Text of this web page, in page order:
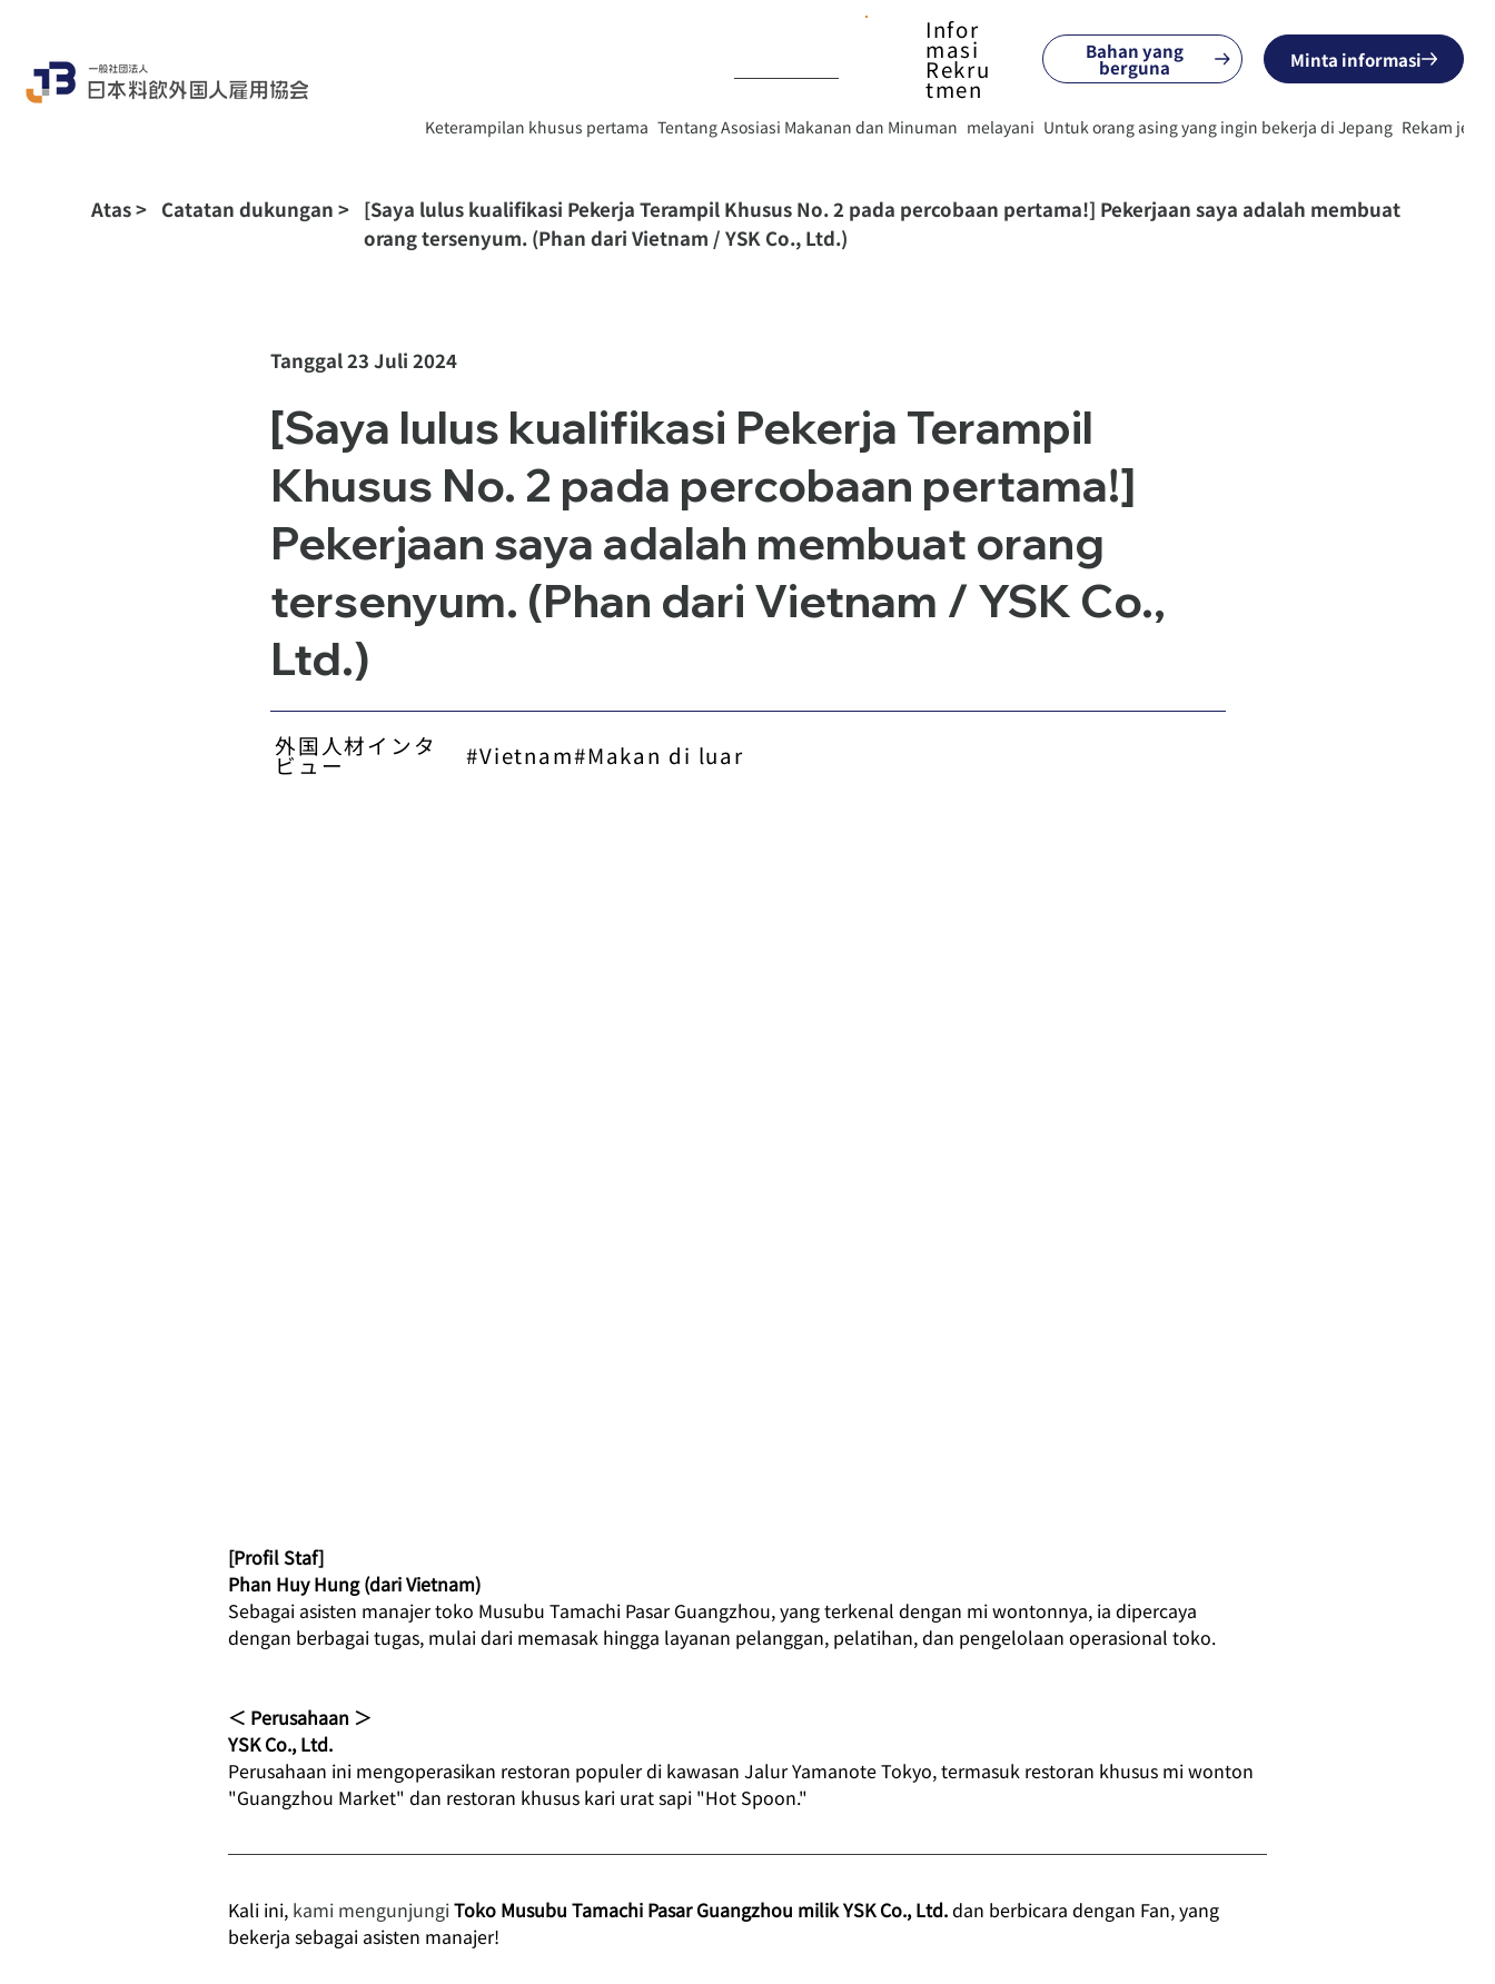
Infor
masi
Rekru
tmen
Bahan yang
berguna Minta informasi
Keterampilan khusus pertama Tentang Asosiasi Makanan dan Minuman melayani Untuk orang asing yang ingin bekerja di Jepang Rekam
Atas> Catatan dukungan > [Saya lulus kualifikasi Pekerja Terampil Khusus No. 2 pada percobaan pertama!] Pekerjaan saya adalah membuat
orang tersenyum. (Phan dari Vietnam / YSK Co., Ltd.)
Tanggal 23 Juli 2024
[Saya lulus kualifikasi Pekerja Terampil
Khusus No. 2 pada percobaan pertama!]
Pekerjaan saya adalah membuat orang
tersenyum. (Phan dari Vietnam / YSK Co.,
Ltd.)
外国人材インタ
ビュー #Vietnam#Makan di luar
[Profil Staf]
Phan Huy Hung (dari Vietnam)
Sebagai asisten manajer toko Musubu Tamachi Pasar Guangzhou, yang terkenal dengan mi wontonnya, ia dipercaya
dengan berbagai tugas, mulai dari memasak hingga layanan pelanggan, pelatihan, dan pengelolaan operasional toko.
＜ Perusahaan ＞
YSK Co., Ltd.
Perusahaan ini mengoperasikan restoran populer di kawasan Jalur Yamanote Tokyo, termasuk restoran khusus mi wonton
"Guangzhou Market" dan restoran khusus kari urat sapi "Hot Spoon."
Kali ini, kami mengunjungi Toko Musubu Tamachi Pasar Guangzhou milik YSK Co., Ltd.dan berbicara dengan Fan, yang
bekerja sebagai asisten manajer!